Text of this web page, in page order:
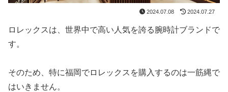
2024.07.08 2024.07.27
ロレックスは、世界中で高い人気を誇る腕時計ブランドで
す。
そのため、特に福岡でロレックスを購入するのは一筋縄で
はいきません。